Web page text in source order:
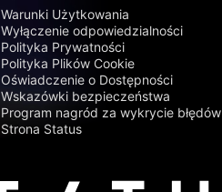
Warunki Użytkowania
Wyłączenie odpowiedzialności
Polityka Prywatności
Polityka Plików Cookie
Oświadczenie o Dostępności
Wskazówki bezpieczeństwa
Program nagród za wykrycie błędów
Strona Status